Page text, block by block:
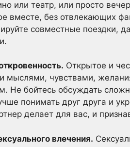
или театр, или просто
вместе, без отвлекающих
совместные поездки,
Открытое и
мыслями, чувствами,
Не бойтесь обсуждать
понимать друг друга и
делает для вас, и
влечения.